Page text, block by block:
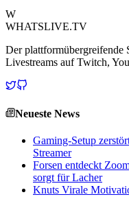
W
WHATSLIVE.TV
Der plattformübergreifende
Livestreams auf Twitch,
Neueste News
Gaming-Setup
Streamer
Forsen entdeckt
sorgt für Lacher
Knuts Virale